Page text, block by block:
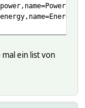
ein list von